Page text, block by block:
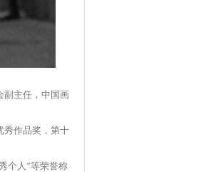
主任，中国画
作品奖，第十
个人”等荣誉称